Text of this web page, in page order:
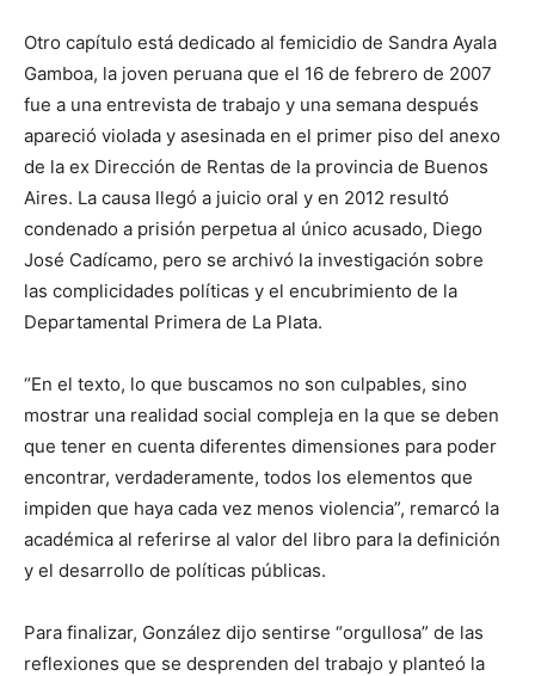
Otro capítulo está dedicado al femicidio de Sandra Ayala
Gamboa, la joven peruana que el 16 de febrero de 2007
fue a una entrevista de trabajo y una semana después
apareció violada y asesinada en el primer piso del anexo
de la ex Dirección de Rentas de la provincia de Buenos
Aires. La causa llegó a juicio oral y en 2012 resultó
condenado a prisión perpetua al único acusado, Diego
José Cadícamo, pero se archivó la investigación sobre
las complicidades políticas y el encubrimiento de la
Departamental Primera de La Plata.
“En el texto, lo que buscamos no son culpables, sino
mostrar una realidad social compleja en la que se deben
que tener en cuenta diferentes dimensiones para poder
encontrar, verdaderamente, todos los elementos que
impiden que haya cada vez menos violencia”, remarcó la
académica al referirse al valor del libro para la definición
y el desarrollo de políticas públicas.
Para finalizar, González dijo sentirse “orgullosa” de las
reflexiones que se desprenden del trabajo y planteó la